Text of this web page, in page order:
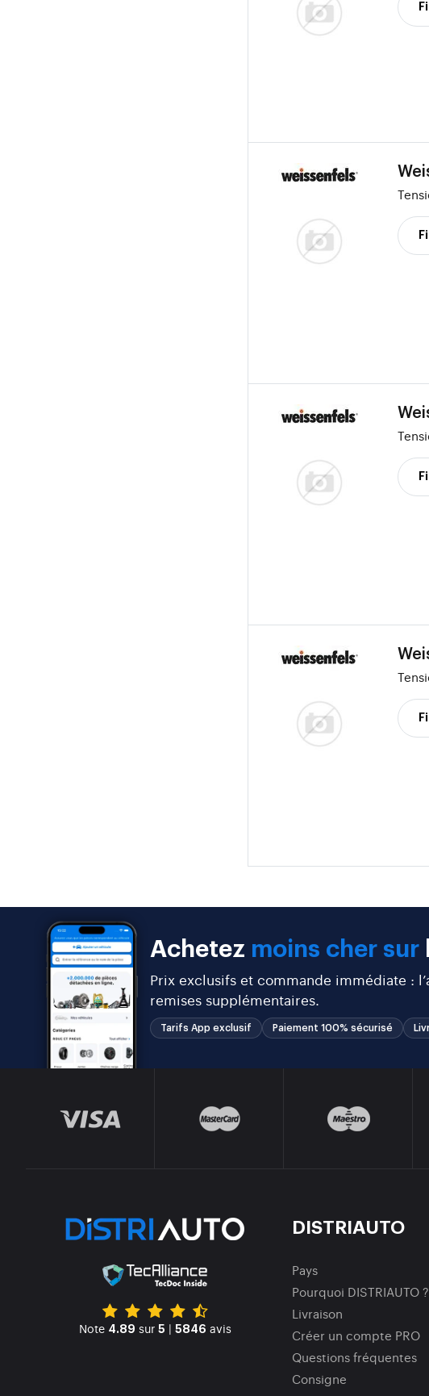
Achetez moins cher sur
Prix exclusifs et commande immédiate :
remises supplémentaires.
Tarifs App exclusif Paiement 100% sécurisé
Note 4.89 sur 5 | 5846 avis
DISTRIAUTO
Pays
Pourquoi DISTRIAUTO ?
Livraison
Créer un compte PRO
Questions fréquentes
Consigne